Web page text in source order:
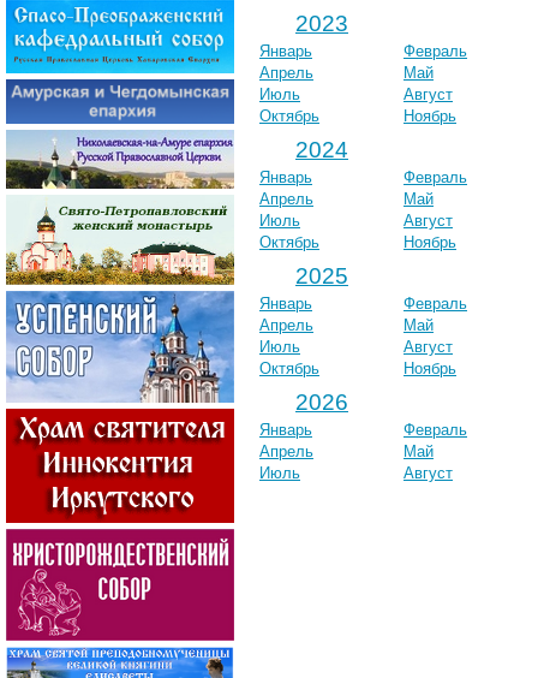
2023
Январь
Февраль
Апрель
Май
Июль
Август
Октябрь
Ноябрь
2024
Январь
Февраль
Апрель
Май
Июль
Август
Октябрь
Ноябрь
2025
Январь
Февраль
Апрель
Май
Июль
Август
Октябрь
Ноябрь
2026
Январь
Февраль
Апрель
Май
Июль
Август